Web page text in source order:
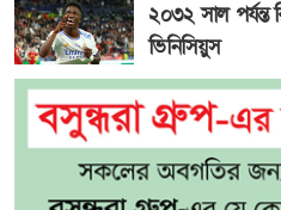
২০৩২ সাল পর্যন্ত
ভিনিসিয়ুস